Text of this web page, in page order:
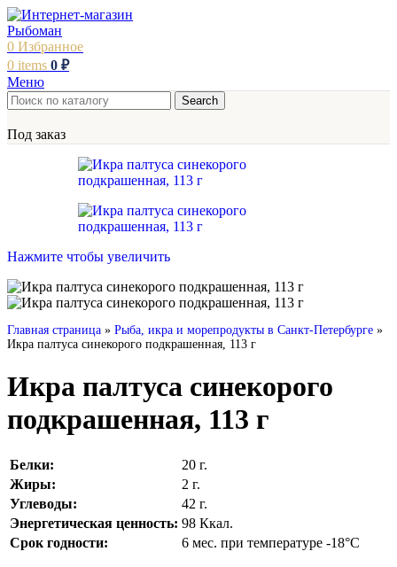
0 Избранное
0 items 0 ₽
Меню
Search
Под заказ
Нажмите чтобы увеличить
Главная страница » Рыба, икра и морепродукты в Санкт-Петербурге »
Икра палтуса синекорого подкрашенная, 113 г
Икра палтуса синекорого
подкрашенная, 113 г
Белки:
20 г.
Жиры:
2 г.
Углеводы:
42 г.
Энергетическая ценность: 98 Ккал.
Срок годности:
6 мес. при температуре -18°С